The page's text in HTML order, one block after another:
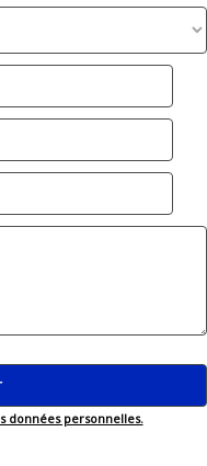
données personnelles.